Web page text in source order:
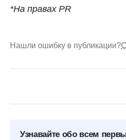
*На правах PR
Нашли ошибку в публикации?
Узнавайте обо всем